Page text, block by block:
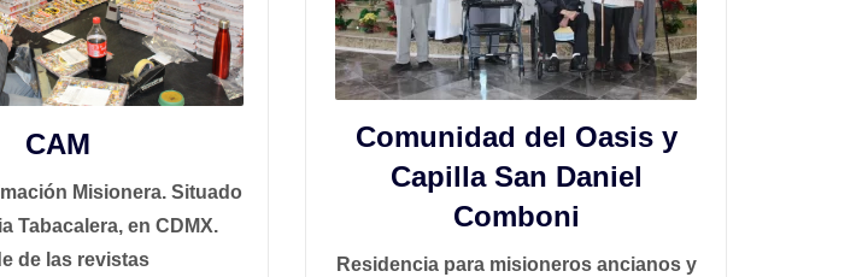
CAM
Misionera. Situado
Tabacalera, en CDMX.
de las revistas
Comunidad del Oasis y
Capilla San Daniel
Comboni
Residencia para misioneros ancianos y